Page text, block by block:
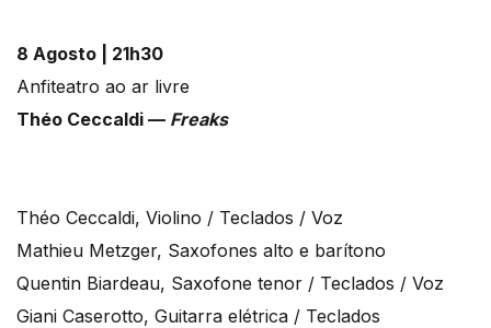
8 Agosto | 21h30
Anfiteatro ao ar livre
Théo Ceccaldi — Freaks
Théo Ceccaldi, Violino / Teclados / Voz
Mathieu Metzger, Saxofones alto e barítono
Quentin Biardeau, Saxofone tenor / Teclados / Voz
Giani Caserotto, Guitarra elétrica / Teclados